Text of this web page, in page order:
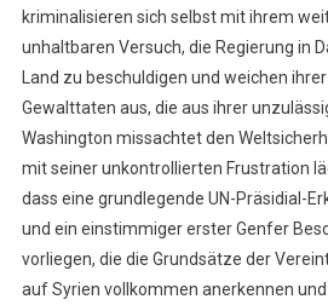
kriminalisieren sich selbst mit ihrem
unhaltbaren Versuch, die Regierung in
Land zu beschuldigen und weichen
Gewalttaten aus, die aus ihrer
Washington missachtet den
mit seiner unkontrollierten Frustration
dass eine grundlegende UN-Präsidial-
und ein einstimmiger erster Genfer
vorliegen, die die Grundsätze der
auf Syrien vollkommen anerkennen